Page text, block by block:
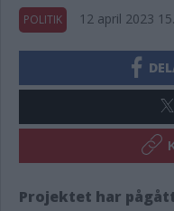
POLITIK 12 april 2023
Projektet har